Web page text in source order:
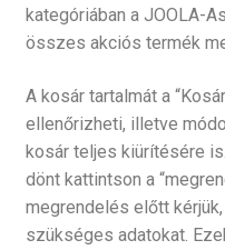
kategóriában a JOOLA-
összes akciós termék
A kosár tartalmát a
ellenőrizheti, illetve
kosár teljes kiürítésére
dönt kattintson a
megrendelés előtt
szükséges adatokat.